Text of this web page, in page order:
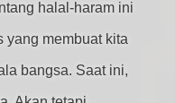
halal-haram ini
yang membuat kita
bangsa. Saat ini,